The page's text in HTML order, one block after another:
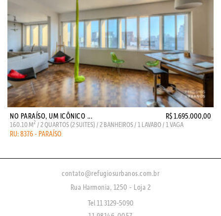
NO PARAÍSO, UM ICÔNICO ... R$ 1.695.000,00
160.10 M2 / 2 QUARTOS (2 SUITES) / 2 BANHEIROS / 1 LAVABO / 1 VAGA
RU: 8376 - PARAÍSO
contato@refugiosurbanos.com.br
Rua Harmonia, 1250 - Loja 2
Tel 11 3129-5090